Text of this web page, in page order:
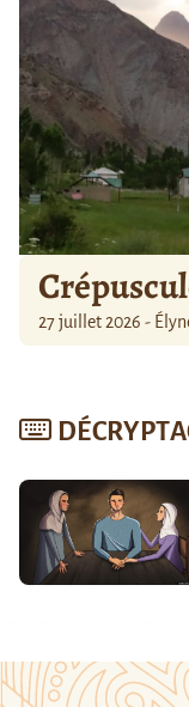
27 juillet 2026 -